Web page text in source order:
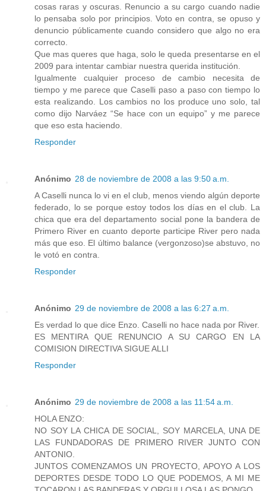
cosas raras y oscuras. Renuncio a su cargo cuando nadie
lo pensaba solo por principios. Voto en contra, se opuso y
denuncio públicamente cuando considero que algo no era
correcto.
Que mas queres que haga, solo le queda presentarse en el
2009 para intentar cambiar nuestra querida institución.
Igualmente cualquier proceso de cambio necesita de
tiempo y me parece que Caselli paso a paso con tiempo lo
esta realizando. Los cambios no los produce uno solo, tal
como dijo Narváez “Se hace con un equipo” y me parece
que eso esta haciendo.
Responder
Anónimo 28 de noviembre de 2008 a las 9:50 a.m.
A Caselli nunca lo vi en el club, menos viendo algún deporte
federado, lo se porque estoy todos los días en el club. La
chica que era del departamento social pone la bandera de
Primero River en cuanto deporte participe River pero nada
más que eso. El último balance (vergonzoso)se abstuvo, no
le votó en contra.
Responder
Anónimo 29 de noviembre de 2008 a las 6:27 a.m.
Es verdad lo que dice Enzo. Caselli no hace nada por River.
ES MENTIRA QUE RENUNCIO A SU CARGO EN LA
COMISION DIRECTIVA SIGUE ALLI
Responder
Anónimo 29 de noviembre de 2008 a las 11:54 a.m.
HOLA ENZO:
NO SOY LA CHICA DE SOCIAL, SOY MARCELA, UNA DE
LAS FUNDADORAS DE PRIMERO RIVER JUNTO CON
ANTONIO.
JUNTOS COMENZAMOS UN PROYECTO, APOYO A LOS
DEPORTES DESDE TODO LO QUE PODEMOS, A MI ME